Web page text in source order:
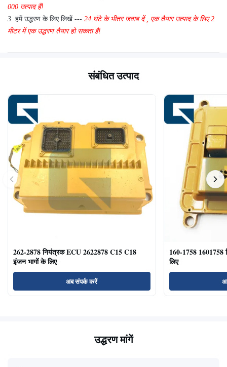
000 उत्पाद हैं!
3. हमें उद्धरण के लिए लिखें --- 24 घंटे के भीतर जवाब दें , एक तैयार उत्पाद के लिए 2
मीटर में एक उद्धरण तैयार हो सकता है!
संबंधित उत्पाद
262-2878 नियंत्रक ECU 2622878 C15 C18
इंजन भागों के लिए
अब संपर्क करें
160-1758
लिए
उद्धरण मांगें